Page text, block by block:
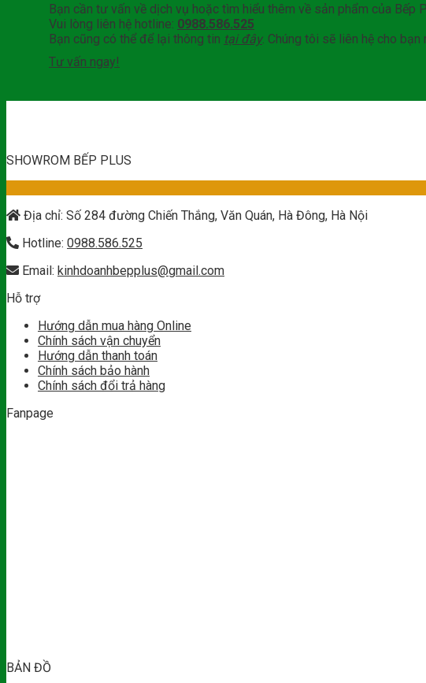
Bạn cần tư vấn về dịch vụ hoặc tìm hiểu thêm về sản phẩm của Bếp
Vui lòng liên hệ hotline: 0988.586.525
Bạn cũng có thể để lại thông tin tại đây. Chúng tôi sẽ liên hệ cho
Tư vấn ngay!
SHOWROM BẾP PLUS
Địa chỉ: Số 284 đường Chiến Thắng, Văn Quán, Hà Đông, Hà Nội
Hotline: 0988.586.525
Email: kinhdoanhbepplus@gmail.com
Hỗ trợ
Hướng dẫn mua hàng Online
Chính sách vận chuyển
Hướng dẫn thanh toán
Chính sách bảo hành
Chính sách đổi trả hàng
Fanpage
BẢN ĐỒ